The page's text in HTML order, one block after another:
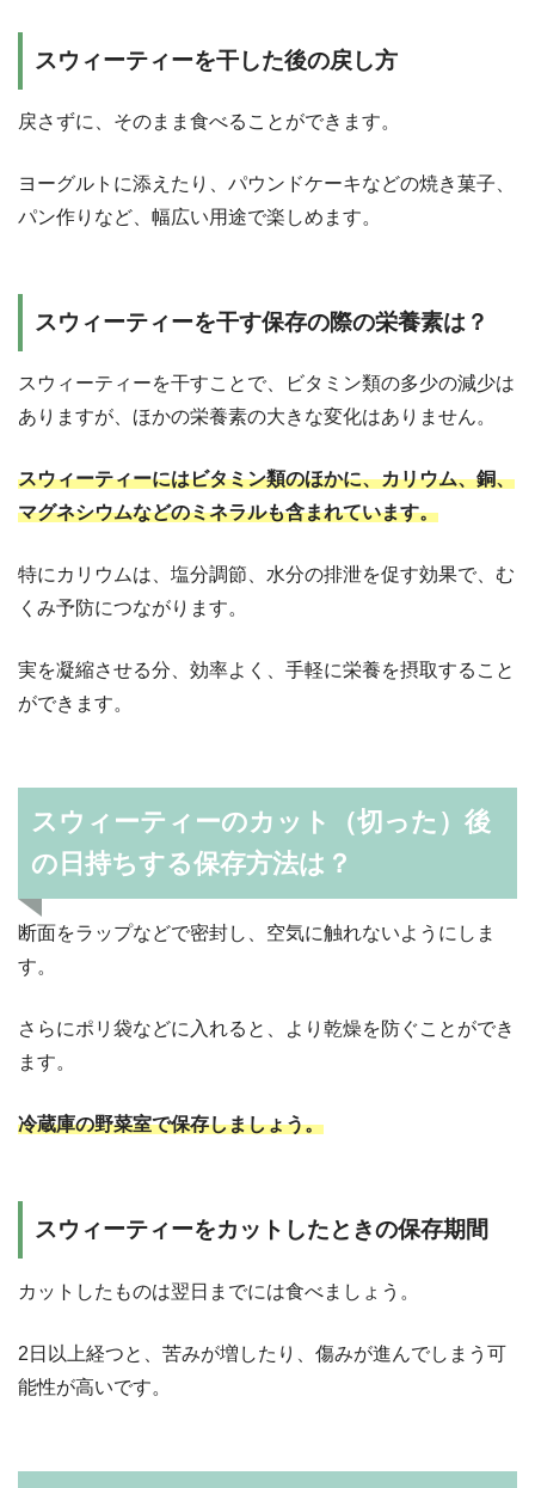
スウィーティーを干した後の戻し方
戻さずに、そのまま食べることができます。
ヨーグルトに添えたり、パウンドケーキなどの焼き菓子、
パン作りなど、幅広い用途で楽しめます。
スウィーティーを干す保存の際の栄養素は？
スウィーティーを干すことで、ビタミン類の多少の減少は
ありますが、ほかの栄養素の大きな変化はありません。
スウィーティーにはビタミン類のほかに、カリウム、銅、
マグネシウムなどのミネラルも含まれています。
特にカリウムは、塩分調節、水分の排泄を促す効果で、む
くみ予防につながります。
実を凝縮させる分、効率よく、手軽に栄養を摂取すること
ができます。
スウィーティーのカット（切った）後
の日持ちする保存方法は？
断面をラップなどで密封し、空気に触れないようにしま
す。
さらにポリ袋などに入れると、より乾燥を防ぐことができ
ます。
冷蔵庫の野菜室で保存しましょう。
スウィーティーをカットしたときの保存期間
カットしたものは翌日までには食べましょう。
2日以上経つと、苦みが増したり、傷みが進んでしまう可
能性が高いです。